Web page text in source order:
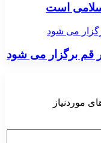
است
می شود
قم برگزار می شود
موردنیاز